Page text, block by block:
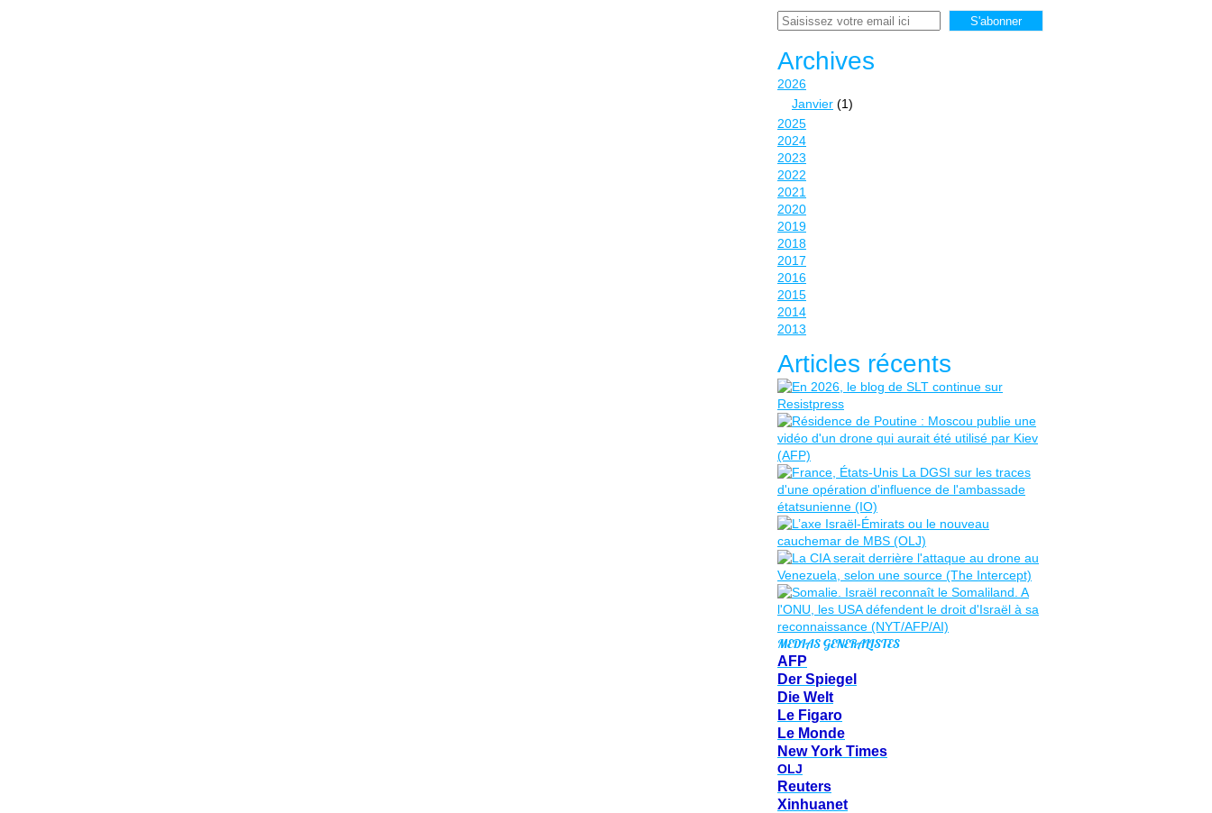
Email
Archives
2026
Janvier (1)
2025
2024
2023
2022
2021
2020
2019
2018
2017
2016
2015
2014
2013
Articles récents
MEDIAS GENERALISTES
AFP
Der Spiegel
Die Welt
Le Figaro
Le Monde
New York Times
OLJ
Reuters
Xinhuanet